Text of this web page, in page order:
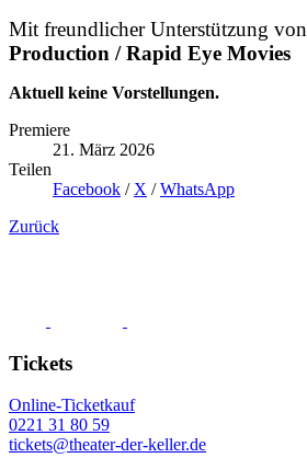
Mit freundlicher Unterstützung von
Production / Rapid Eye Movies
Aktuell keine Vorstellungen.
Premiere
21. März 2026
Teilen
Facebook / X /WhatsApp
Zurück
Tickets
Online-Ticketkauf
0221 31 80 59
tickets@theater-der-keller.de